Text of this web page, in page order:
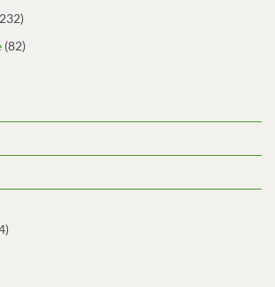
(82)